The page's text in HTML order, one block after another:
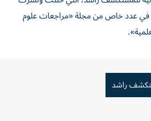
في عدد خاص من مجلة «مراجعات علوم
راشد